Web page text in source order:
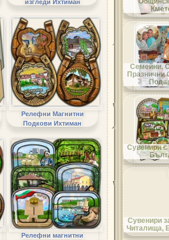
изгледи Ихтиман
Релефни Магнитни
Подкови Ихтиман
Релефни магнитни
Област
Област
Семейни,
Празнични
Сувенири с
Сувенири
Читалища,